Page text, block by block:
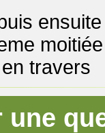
travers
une